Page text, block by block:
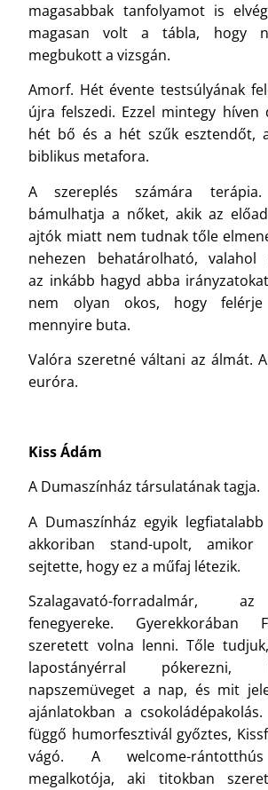
magasabbak tanfolyamot is
magasan volt a tábla, hogy
megbukott a vizsgán.
Amorf. Hét évente testsúlyának
újra felszedi. Ezzel mintegy híven
hét bő és a hét szűk esztendőt,
biblikus metafora.
A szereplés számára
bámulhatja a nőket, akik az
ajtók miatt nem tudnak tőle
nehezen behatárolható,
az inkább hagyd abba
nem olyan okos, hogy felérje
mennyire buta.
Valóra szeretné váltani az álmát.
euróra.
Kiss Ádám
A Dumaszínház társulatának tagja.
A Dumaszínház egyik
akkoriban stand-upolt,
sejtette, hogy ez a műfaj létezik.
Szalagavató-forradalmár,
fenegyereke. Gyerekkorában
szeretett volna lenni. Tőle
lapostányérral
napszemüveget a nap, és mit
ajánlatokban a
függő humorfesztivál győztes,
vágó. A welcome-
megalkotója, aki titokban